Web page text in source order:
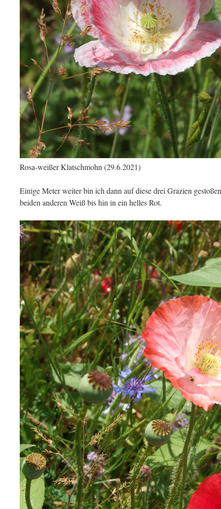
Rosa-weißer Klatschmohn (29.6.2021)
Einige Meter weiter bin ich dann auf diese drei Grazien
beiden anderen Weiß bis hin in ein helles Rot.